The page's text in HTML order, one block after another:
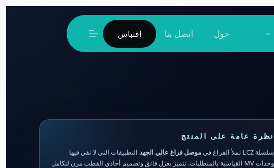
حول اتصل بنا اقتباس
نظرة عامة على المنتج
سلسلة LCZ تملأ الفراغ في موصل فراغ عالي الجهد التطبيقات التي لا تفي فيها
وحدات MV القياسية بالمتطلبات. تتميز بعزل فائق وتصميم أحادي القطب مرن لتكامل